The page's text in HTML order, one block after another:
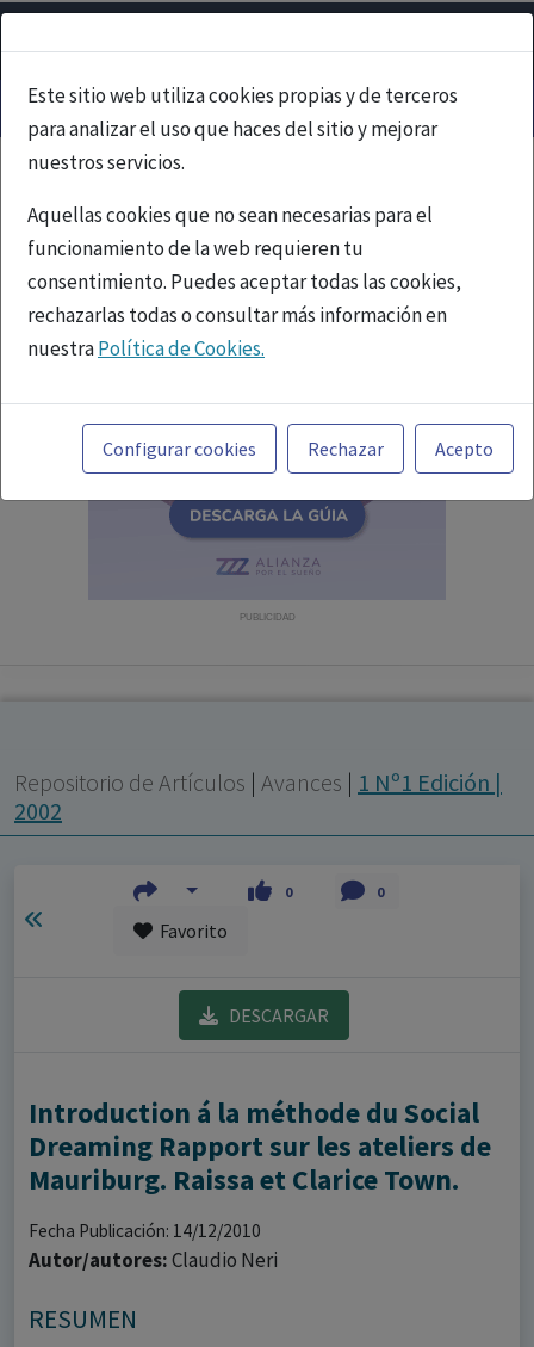
Este sitio web utiliza cookies propias y de terceros
para analizar el uso que haces del sitio y mejorar
nuestros servicios.
Aquellas cookies que no sean necesarias para el
funcionamiento de la web requieren tu
consentimiento. Puedes aceptar todas las cookies,
rechazarlas todas o consultar más información en
nuestraPolítica de Cookies.
Toda la información incluida en la Página Web está
referida a productos del mercado español y, por
tanto, dirigida a profesionales sanitarios legalmente
facultados para prescribir o dispensar medicamentos
con ejercicio profesional. La información técnica de los
fármacos se facilita a título meramente informativo,
Configurar cookies Rechazar Acepto
PUBLICIDAD
Repositorio de Artículos | Avances | 1 Nº1 Edición |
2002
0 0
Favorito
DESCARGAR
Introduction á la méthode du Social
Dreaming Rapport sur les ateliers de
Mauriburg. Raissa et Clarice Town.
Fecha Publicación: 14/12/2010
Autor/autores:Claudio Neri
RESUMEN